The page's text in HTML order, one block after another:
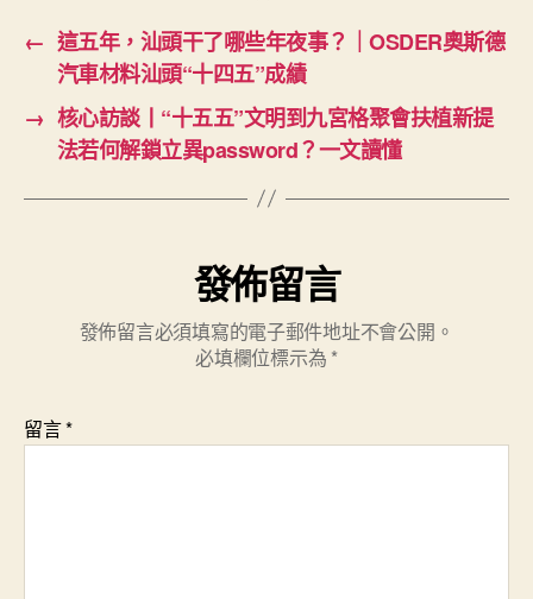
← 這五年，汕頭干了哪些年夜事？｜OSDER奧斯德
汽車材料汕頭“十四五”成績
→ 核心訪談丨“十五五”文明到九宮格聚會扶植新提
法若何解鎖立異password？一文讀懂
發佈留言
發佈留言必須填寫的電子郵件地址不會公開。
必填欄位標示為 *
留言*